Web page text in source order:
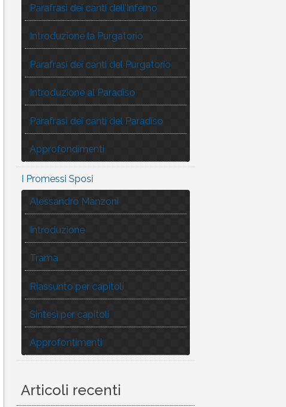
Parafrasi dei canti dell’Inferno
Introduzione la Purgatorio
Parafrasi dei canti del Purgatorio
Introduzione al Paradiso
Parafrasi dei canti del Paradiso
Approfondimenti
I Promessi Sposi
Alessandro Manzoni
Introduzione
Trama
Riassunto per capitoli
Sintesi per capitoli
Approfontimenti
Articoli recenti